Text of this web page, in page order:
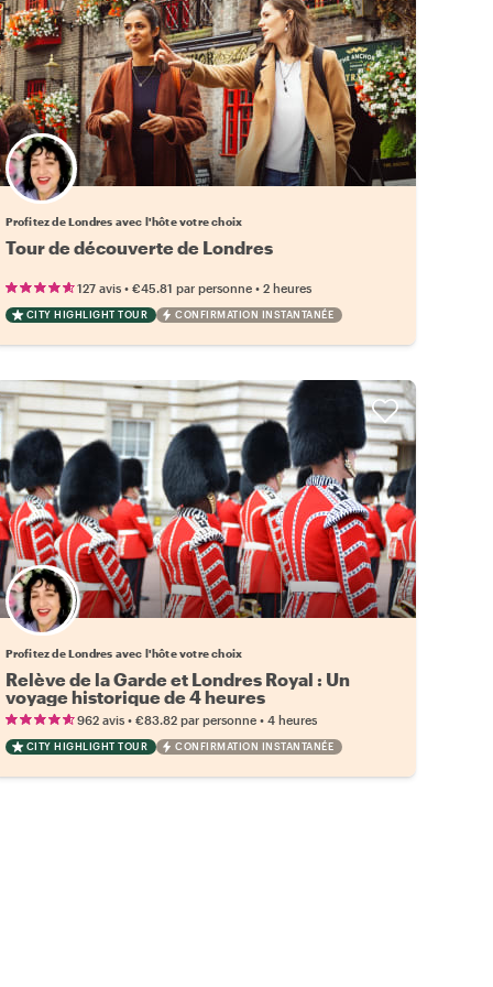
Choisissez votre local favori
Profitez de Londres avec l'hôte votre choix
Tour de découverte de Londres
127 avis• €45.81 par personne• 2 heures
CITY HIGHLIGHT TOUR CONFIRMATION INSTANTANÉE
Choisissez votre local favori
Profitez de Londres avec l'hôte votre choix
Relève de la Garde et Londres Royal : Un
voyage historique de 4 heures
962 avis• €83.82 par personne• 4 heures
CITY HIGHLIGHT TOUR CONFIRMATION INSTANTANÉE